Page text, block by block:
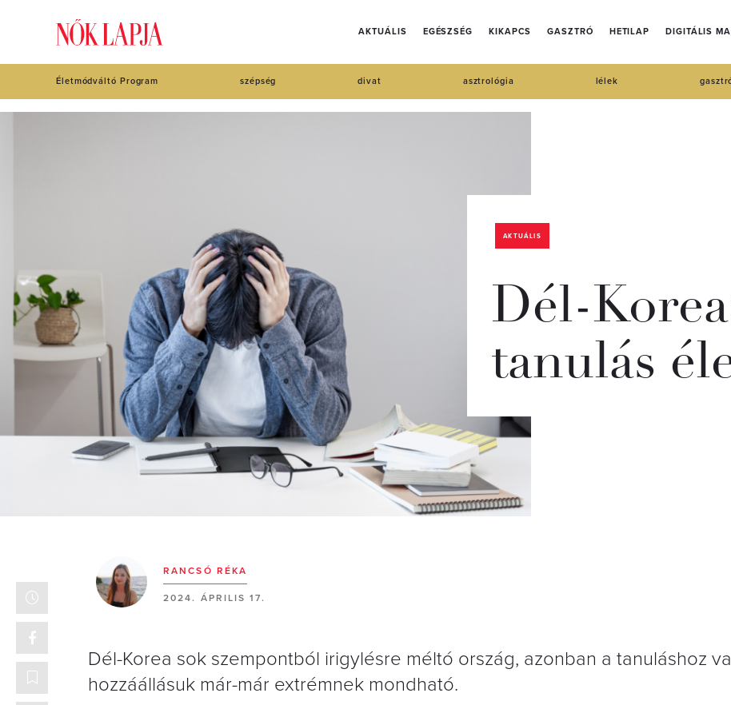
AKTUÁLIS EGÉSZSÉG KIKAPCS GASZTRÓ HETILAP DIGITÁLIS
Életmódváltó Program szépség divat asztrológia lélek
AKTUÁLIS
Dél-
tanulás
RANCSÓ RÉKA
2024. ÁPRILIS 17.
Dél-Korea sok szempontból irigylésre méltó ország, azonban a tanuláshoz
hozzáállásuk már-már extrémnek mondható.